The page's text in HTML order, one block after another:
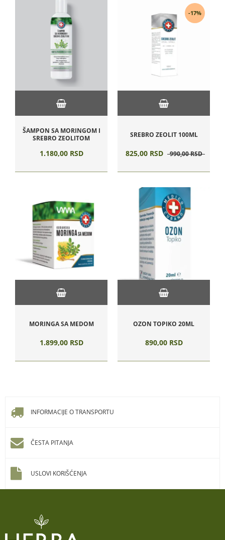
ŠAMPON SA MORINGOM I
SREBRO ZEOLITOM
1.180,00 RSD
-17%
SREBRO ZEOLIT 100ML
825,00 RSD 990,00RSD
MORINGA SA MEDOM
1.899,00 RSD
OZON TOPIKO 20ML
890,00 RSD
INFORMACIJE O TRANSPORTU
ČESTA PITANJA
USLOVI KORIŠĆENJA